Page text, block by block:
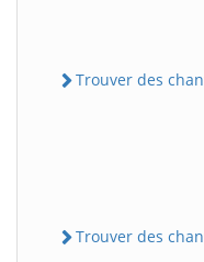
Trouver des
Trouver des